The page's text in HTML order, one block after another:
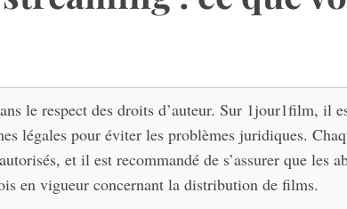
le respect des droits d’auteur. Sur 1jour1film, il
légales pour éviter les problèmes juridiques.
et il est recommandé de s’assurer que les
en vigueur concernant la distribution de films.